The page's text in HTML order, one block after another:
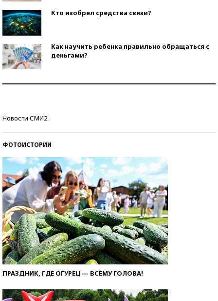
Кто изобрел средства связи?
Как научить ребенка правильно обращаться с
деньгами?
Новости СМИ2
ФОТОИСТОРИИ
ПРАЗДНИК, ГДЕ ОГУРЕЦ — ВСЕМУ ГОЛОВА!